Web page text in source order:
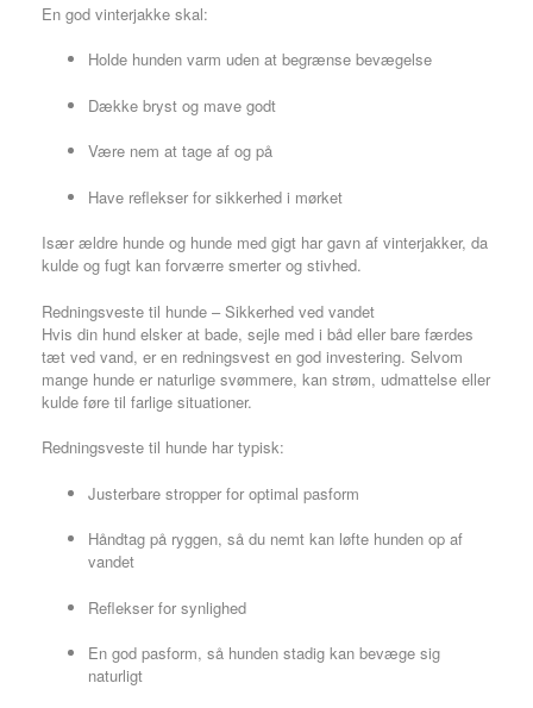
En god vinterjakke skal:
Holde hunden varm uden at begrænse bevægelse
Dække bryst og mave godt
Være nem at tage af og på
Have reflekser for sikkerhed i mørket
Især ældre hunde og hunde med gigt har gavn af vinterjakker, da
kulde og fugt kan forværre smerter og stivhed.
Redningsveste til hunde – Sikkerhed ved vandet
Hvis din hund elsker at bade, sejle med i båd eller bare færdes
tæt ved vand, er en redningsvest en god investering. Selvom
mange hunde er naturlige svømmere, kan strøm, udmattelse eller
kulde føre til farlige situationer.
Redningsveste til hunde har typisk:
Justerbare stropper for optimal pasform
Håndtag på ryggen, så du nemt kan løfte hunden op af
vandet
Reflekser for synlighed
En god pasform, så hunden stadig kan bevæge sig
naturligt